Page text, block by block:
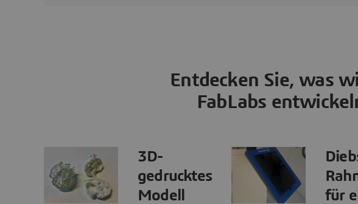
Entdecken Sie, was
FabLabs
3D-
gedrucktes
Modell
für